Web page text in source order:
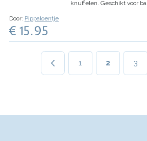
knuffelen. Geschikt voor
knuffelen graag met deze
Door: Pippaloentje
€ 15.95
Page
1 Huidige
2 3